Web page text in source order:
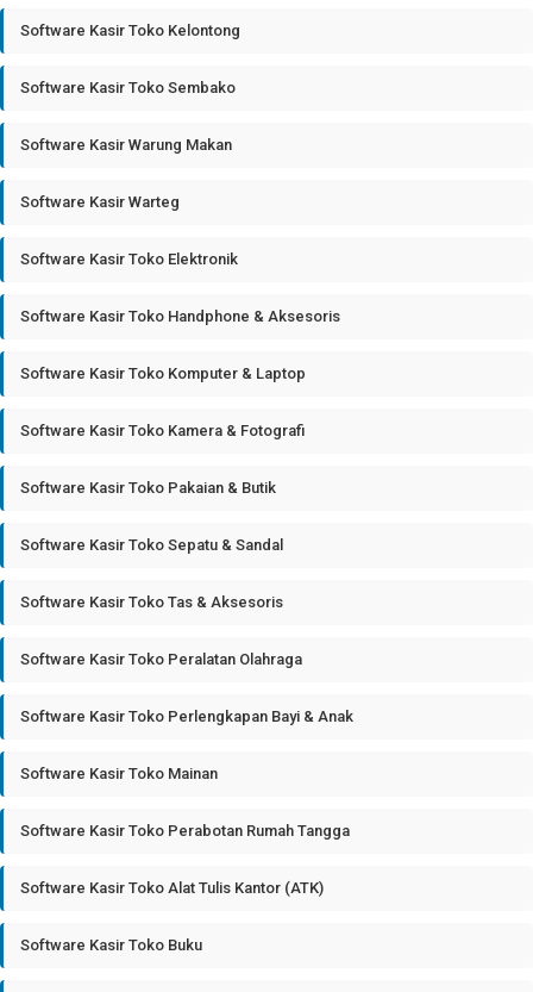
Software Kasir Toko Kelontong
Software Kasir Toko Sembako
Software Kasir Warung Makan
Software Kasir Warteg
Software Kasir Toko Elektronik
Software Kasir Toko Handphone & Aksesoris
Software Kasir Toko Komputer & Laptop
Software Kasir Toko Kamera & Fotografi
Software Kasir Toko Pakaian & Butik
Software Kasir Toko Sepatu & Sandal
Software Kasir Toko Tas & Aksesoris
Software Kasir Toko Peralatan Olahraga
Software Kasir Toko Perlengkapan Bayi & Anak
Software Kasir Toko Mainan
Software Kasir Toko Perabotan Rumah Tangga
Software Kasir Toko Alat Tulis Kantor (ATK)
Software Kasir Toko Buku